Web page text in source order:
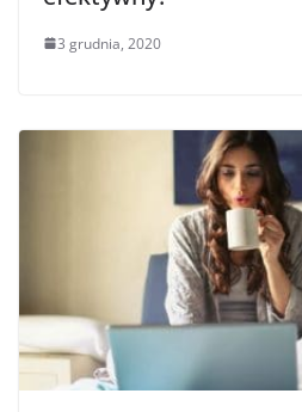
3 grudnia, 2020